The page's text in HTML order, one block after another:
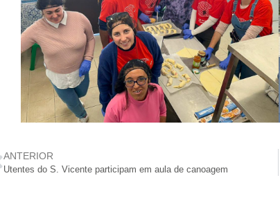
ANTERIOR
Utentes do S. Vicente participam em aula de canoagem